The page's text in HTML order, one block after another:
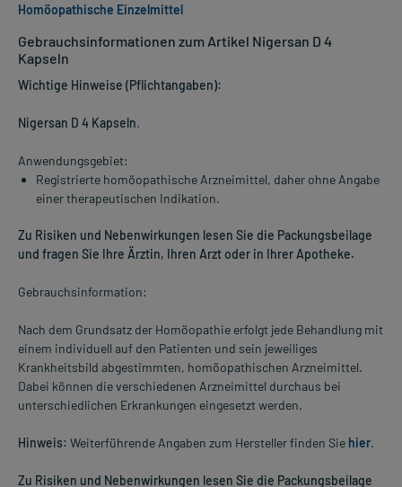
Gebrauchsinformationen zum Artikel Nigersan D 4
Kapseln
Wichtige Hinweise (Pflichtangaben):
Nigersan D 4 Kapseln.
Anwendungsgebiet:
Registrierte homöopathische Arzneimittel, daher ohne Angabe
einer therapeutischen Indikation.
Zu Risiken und Nebenwirkungen lesen Sie die Packungsbeilage
und fragen Sie Ihre Ärztin, Ihren Arzt oder in Ihrer Apotheke.
Gebrauchsinformation:
Nach dem Grundsatz der Homöopathie erfolgt jede Behandlung mit
einem individuell auf den Patienten und sein jeweiliges
Krankheitsbild abgestimmten, homöopathischen Arzneimittel.
Dabei können die verschiedenen Arzneimittel durchaus bei
unterschiedlichen Erkrankungen eingesetzt werden.
Hinweis: Weiterführende Angaben zum Hersteller finden Sie hier.
Zu Risiken und Nebenwirkungen lesen Sie die Packungsbeilage
Homöopathische Einzelmittel